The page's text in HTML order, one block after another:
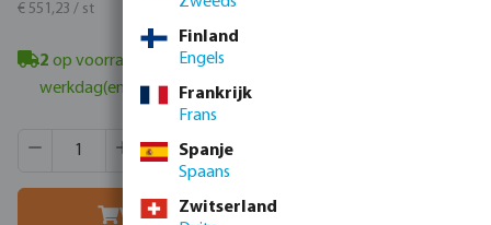
€ 551,23 / st
2 op voorraad in Veghel, NL
werkdag(en)
Producthoeveelheid: Voer de gewenste hoeveelheid in of
Verpakt per:
MSQ:
1 st
Voeg toe aan winkelmandje
Finland
Engels
Frankrijk
Frans
Spanje
Spaans
Zwitserland